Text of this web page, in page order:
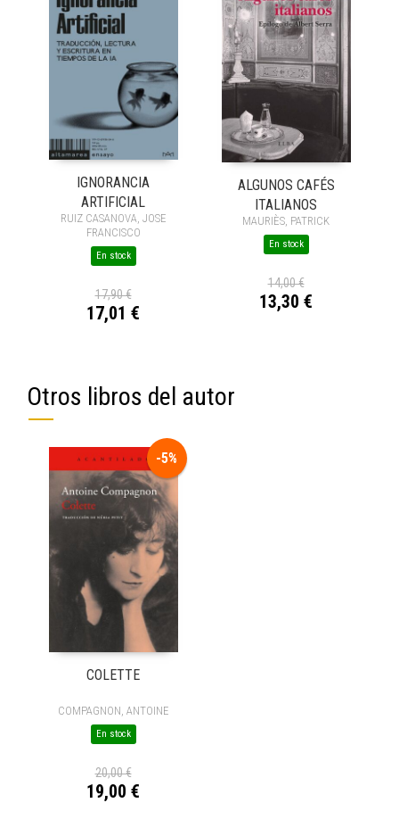
IGNORANCIA
ARTIFICIAL
RUIZ CASANOVA, JOSE
FRANCISCO
En stock
17,90 €
17,01 €
ALGUNOS CAFÉS
ITALIANOS
MAURIÈS, PATRICK
En stock
14,00 €
13,30 €
Otros libros del autor
-5%
COLETTE
COMPAGNON, ANTOINE
En stock
20,00 €
19,00 €